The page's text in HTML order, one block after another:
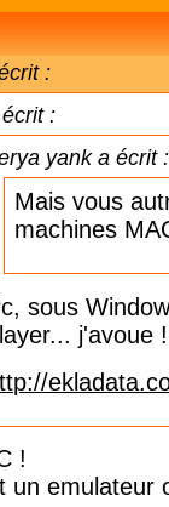
:
:
yank a écrit :
Mais vous
machines
sous
!
un emulateur